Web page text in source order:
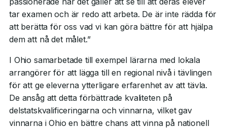
tar examen och är redo att arbeta. De är inte rädda för
att berätta för oss vad vi kan göra bättre för att hjälpa
dem att nå det målet.”
I Ohio samarbetade till exempel lärarna med lokala
arrangörer för att lägga till en regional nivå i tävlingen
för att ge eleverna ytterligare erfarenhet av att tävla.
De ansåg att detta förbättrade kvaliteten på
delstatskvalificeringarna och vinnarna, vilket gav
vinnarna i Ohio en bättre chans att vinna på nationell